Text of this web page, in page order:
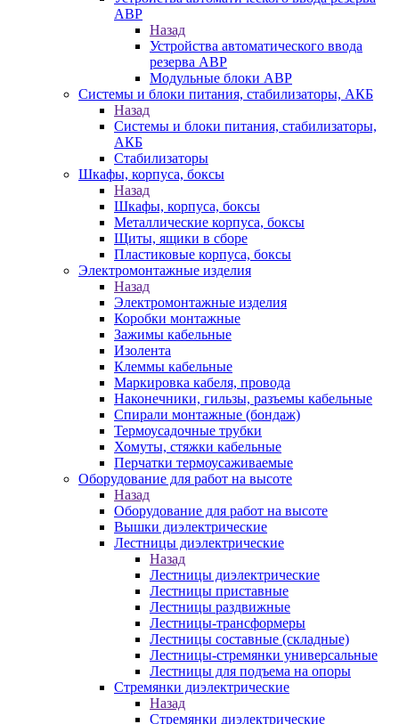
АВР
Назад
Устройства автоматического ввода
резерва АВР
Модульные блоки АВР
Системы и блоки питания, стабилизаторы, АКБ
Назад
Системы и блоки питания, стабилизаторы,
АКБ
Стабилизаторы
Шкафы, корпуса, боксы
Назад
Шкафы, корпуса, боксы
Металлические корпуса, боксы
Щиты, ящики в сборе
Пластиковые корпуса, боксы
Электромонтажные изделия
Назад
Электромонтажные изделия
Коробки монтажные
Зажимы кабельные
Изолента
Клеммы кабельные
Маркировка кабеля, провода
Наконечники, гильзы, разъемы кабельные
Спирали монтажные (бондаж)
Термоусадочные трубки
Хомуты, стяжки кабельные
Перчатки термоусаживаемые
Оборудование для работ на высоте
Назад
Оборудование для работ на высоте
Вышки диэлектрические
Лестницы диэлектрические
Назад
Лестницы диэлектрические
Лестницы приставные
Лестницы раздвижные
Лестницы-трансформеры
Лестницы составные (складные)
Лестницы-стремянки универсальные
Лестницы для подъема на опоры
Стремянки диэлектрические
Назад
Стремянки диэлектрические